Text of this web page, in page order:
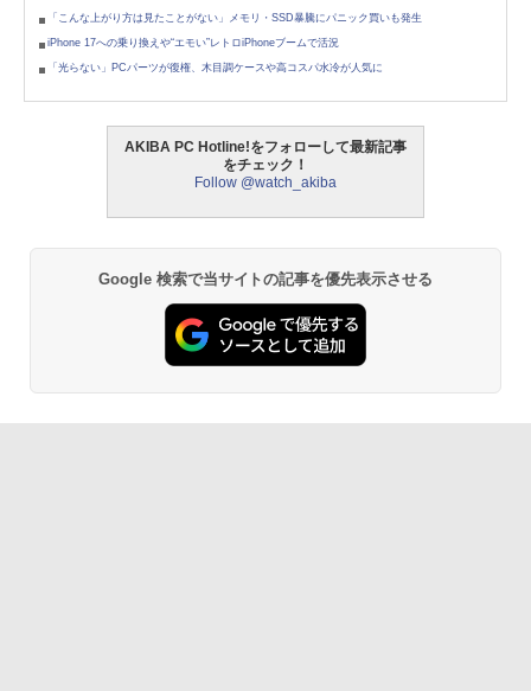
「こんな上がり方は見たことがない」メモリ・SSD暴騰にパニック買いも発生
iPhone 17への乗り換えや“エモい”レトロiPhoneブームで活況
「光らない」PCパーツが復権、木目調ケースや高コスパ水冷が人気に
AKIBA PC Hotline!をフォローして最新記事
をチェック！
Follow @watch_akiba
Google 検索で当サイトの記事を優先表示させる